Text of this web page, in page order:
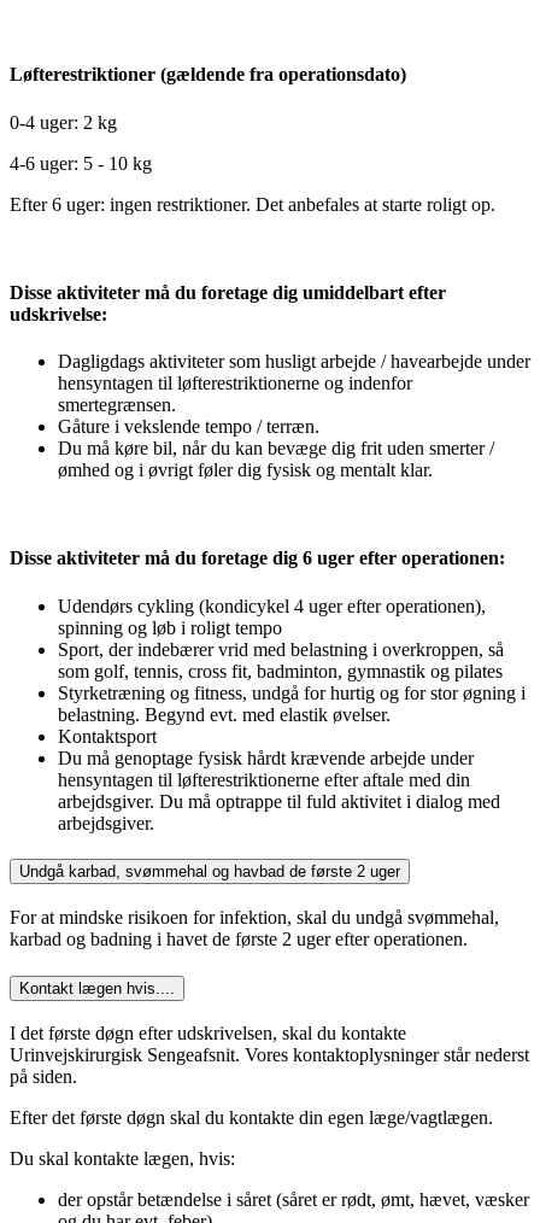
Løfterestriktioner (gældende fra operationsdato)
0-4 uger: 2 kg
4-6 uger: 5 - 10 kg
Efter 6 uger: ingen restriktioner. Det anbefales at starte roligt op.
Disse aktiviteter må du foretage dig umiddelbart efter
udskrivelse:
Dagligdags aktiviteter som husligt arbejde / havearbejde under
hensyntagen til løfterestriktionerne og indenfor
smertegrænsen.
Gåture i vekslende tempo / terræn.
Du må køre bil, når du kan bevæge dig frit uden smerter /
ømhed og i øvrigt føler dig fysisk og mentalt klar.
Disse aktiviteter må du foretage dig 6 uger efter operationen:
Udendørs cykling (kondicykel 4 uger efter operationen),
spinning og løb i roligt tempo
Sport, der indebærer vrid med belastning i overkroppen, så
som golf, tennis, cross fit, badminton, gymnastik og pilates
Styrketræning og fitness, undgå for hurtig og for stor øgning i
belastning. Begynd evt. med elastik øvelser.
Kontaktsport
Du må genoptage fysisk hårdt krævende arbejde under
hensyntagen til løfterestriktionerne efter aftale med din
arbejdsgiver. Du må optrappe til fuld aktivitet i dialog med
arbejdsgiver.
Undgå karbad, svømmehal og havbad de første 2 uger
For at mindske risikoen for infektion, skal du undgå svømmehal,
karbad og badning i havet de første 2 uger efter operationen.
Kontakt lægen hvis....
I det første døgn efter udskrivelsen, skal du kontakte
Urinvejskirurgisk Sengeafsnit. Vores kontaktoplysninger står nederst
på siden.
Efter det første døgn skal du kontakte din egen læge/vagtlægen.
Du skal kontakte lægen, hvis:
der opstår betændelse i såret (såret er rødt, ømt, hævet, væsker